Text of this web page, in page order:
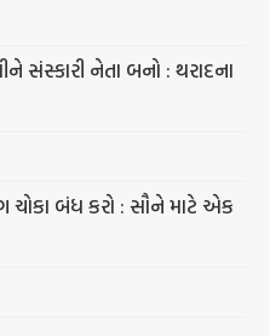
સંસ્કારી નેતા બનો : થરાદના
બંધ કરો : સૌને માટે એક